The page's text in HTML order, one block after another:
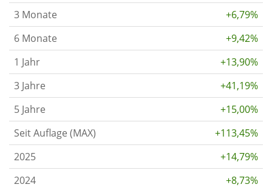
3 Monate
+6,79%
6 Monate
+9,42%
1 Jahr
+13,90%
3 Jahre
+41,19%
5 Jahre
+15,00%
Seit Auflage (MAX)
+113,45%
2025
+14,79%
2024
+8,73%